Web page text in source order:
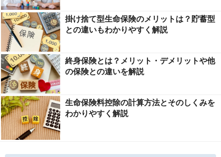
掛け捨て型生命保険のメリットは？貯蓄型
との違いもわかりやすく解説
終身保険とは？メリット・デメリットや他
の保険との違いを解説
生命保険料控除の計算方法とそのしくみを
わかりやすく解説